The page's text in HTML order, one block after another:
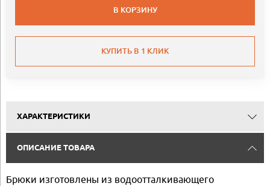
В КОРЗИНУ
КУПИТЬ В 1 КЛИК
ХАРАКТЕРИСТИКИ
ОПИСАНИЕ ТОВАРА
Брюки изготовлены из водоотталкивающего